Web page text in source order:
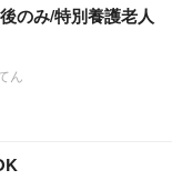
のみ/特別養護老人
ん